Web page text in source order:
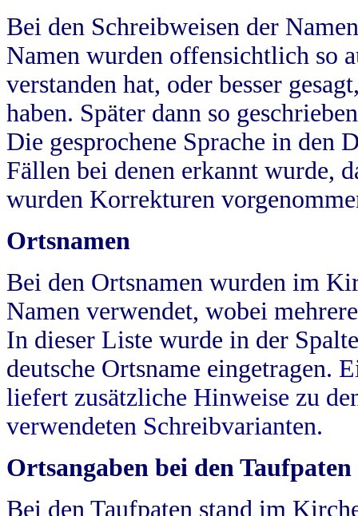
Bei den Schreibweisen der
Namen wurden offensichtlich so
verstanden hat, oder besser
haben. Später dann so
Die gesprochene Sprache in
Fällen bei denen erkannt wurde,
wurden Korrekturen
Ortsnamen
Bei den Ortsnamen wurden im
Namen verwendet, wobei
In dieser Liste wurde in der
deutsche Ortsname eingetragen.
liefert zusätzliche Hinweise zu
verwendeten Schreibvarianten.
Ortsangaben bei den Taufpaten
Bei den Taufpaten stand im